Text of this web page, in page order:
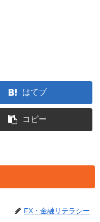
はてブ
コピー
FX・金融リテラシー